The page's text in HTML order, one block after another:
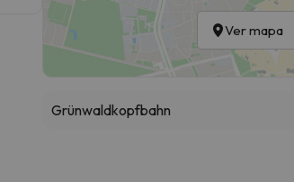
Ver mapa
Grünwaldkopfbahn